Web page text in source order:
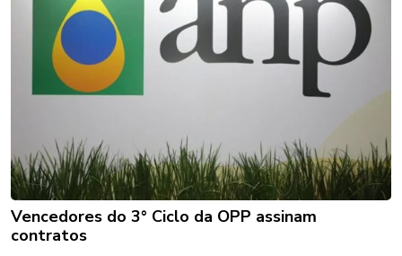
Vencedores do 3° Ciclo da OPP assinam
contratos